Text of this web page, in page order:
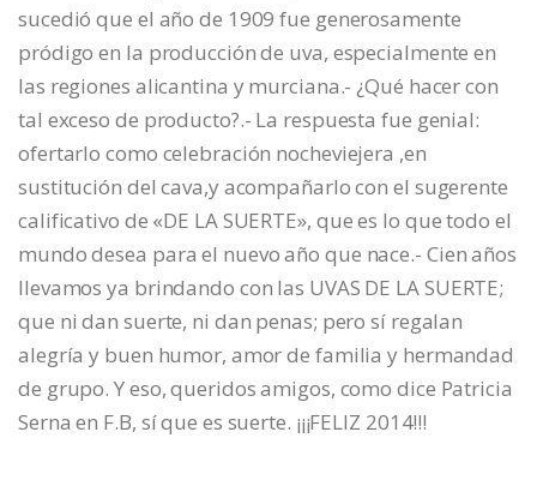
sucedió que el año de 1909 fue generosamente
pródigo en la producción de uva, especialmente en
las regiones alicantina y murciana.- ¿Qué hacer con
tal exceso de producto?.- La respuesta fue genial:
ofertarlo como celebración nocheviejera ,en
sustitución del cava,y acompañarlo con el sugerente
calificativo de «DE LA SUERTE», que es lo que todo el
mundo desea para el nuevo año que nace.- Cien años
llevamos ya brindando con las UVAS DE LA SUERTE;
que ni dan suerte, ni dan penas; pero sí regalan
alegría y buen humor, amor de familia y hermandad
de grupo. Y eso, queridos amigos, como dice Patricia
Serna en F.B, sí que es suerte. ¡¡¡FELIZ 2014!!!